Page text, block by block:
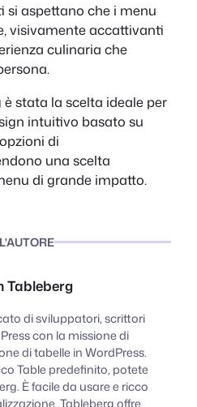
si aspettano che i menu
visivamente accattivanti
culinaria che
è stata la scelta ideale per
intuitivo basato su
di
una scelta
di grande impatto.
Tableberg
di sviluppatori, scrittori
con la missione di
di tabelle in WordPress.
Table predefinito, potete
È facile da usare e ricco
Tableberg offre